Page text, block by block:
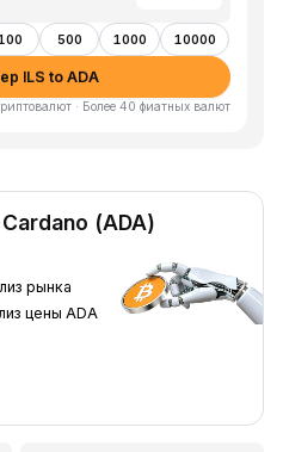
500 1000 10000
ILS to ADA
· Более 40 фиатных валют
(ADA)
рынка
цены ADA